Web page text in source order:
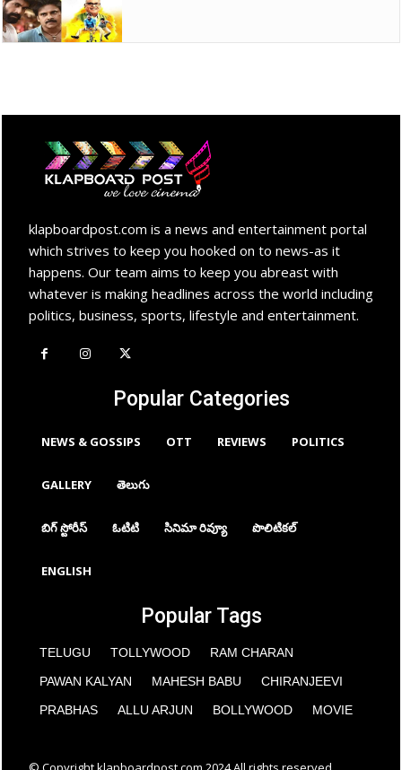
klapboardpost.com is a news and entertainment portal
which strives to keep you hooked on to news-as it
happens. Our team aims to keep you abreast with
whatever is making headlines across the world including
politics, business, sports, lifestyle and entertainment.
Popular Categories
NEWS & GOSSIPS OTT REVIEWS POLITICS
GALLERY తెలుగు
బిగ్ స్టోరీస్ ఓటిటి సినిమా రివ్యూ పొలిటికల్
ENGLISH
Popular Tags
TELUGU TOLLYWOOD
RAM CHARAN
PAWAN KALYAN
MAHESH BABU
CHIRANJEEVI
PRABHAS
ALLU ARJUN BOLLYWOOD MOVIE